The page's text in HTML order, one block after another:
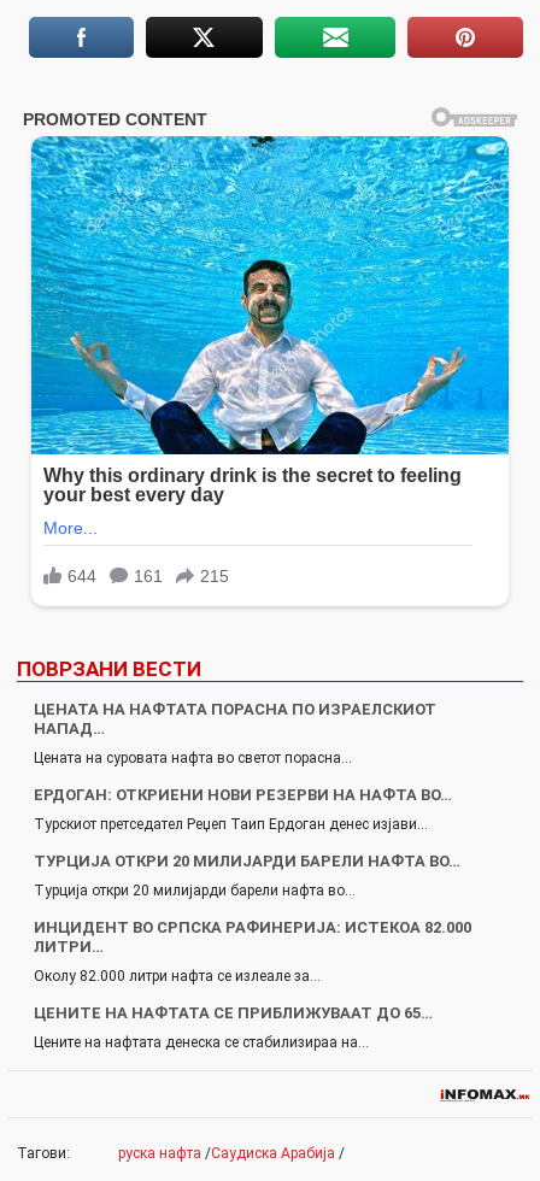
ПОВРЗАНИ ВЕСТИ
ЦЕНАТА НА НАФТАТА ПОРАСНА ПО ИЗРАЕЛСКИОТ
НАПАД…
Цената на суровата нафта во светот порасна…
ЕРДОГАН: ОТКРИЕНИ НОВИ РЕЗЕРВИ НА НАФТА ВО…
Турскиот претседател Реџеп Таип Ердоган денес изјави…
ТУРЦИЈА ОТКРИ 20 МИЛИЈАРДИ БАРЕЛИ НАФТА ВО…
Турција откри 20 милијарди барели нафта во…
ИНЦИДЕНТ ВО СРПСКА РАФИНЕРИЈА: ИСТЕКОА 82.000
ЛИТРИ…
Околу 82.000 литри нафта се излеале за…
ЦЕНИТЕ НА НАФТАТА СЕ ПРИБЛИЖУВААТ ДО 65…
Цените на нафтата денеска се стабилизираа на…
Тагови: руска нафта /Саудиска Арабија /